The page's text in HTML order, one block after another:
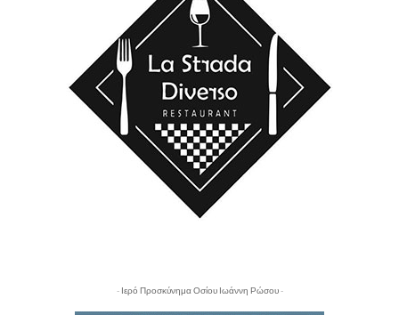
- Ιερό Προσκύνημα Οσίου Ιωάννη Ρώσου -